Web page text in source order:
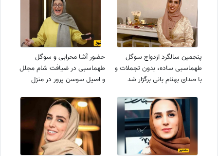
پنجمین سالگرد ازدواج سوگل
طهماسبی ساده، بدون تجملات و
با صدای بهنام بانی برگزار شد
عشقتون ابدی😍
حضور آشا محرابی و سوگل
طهماسبی در ضیافت شام مجلل
و اصیل سوسن پرور در منزل
سبک سوسن پرور